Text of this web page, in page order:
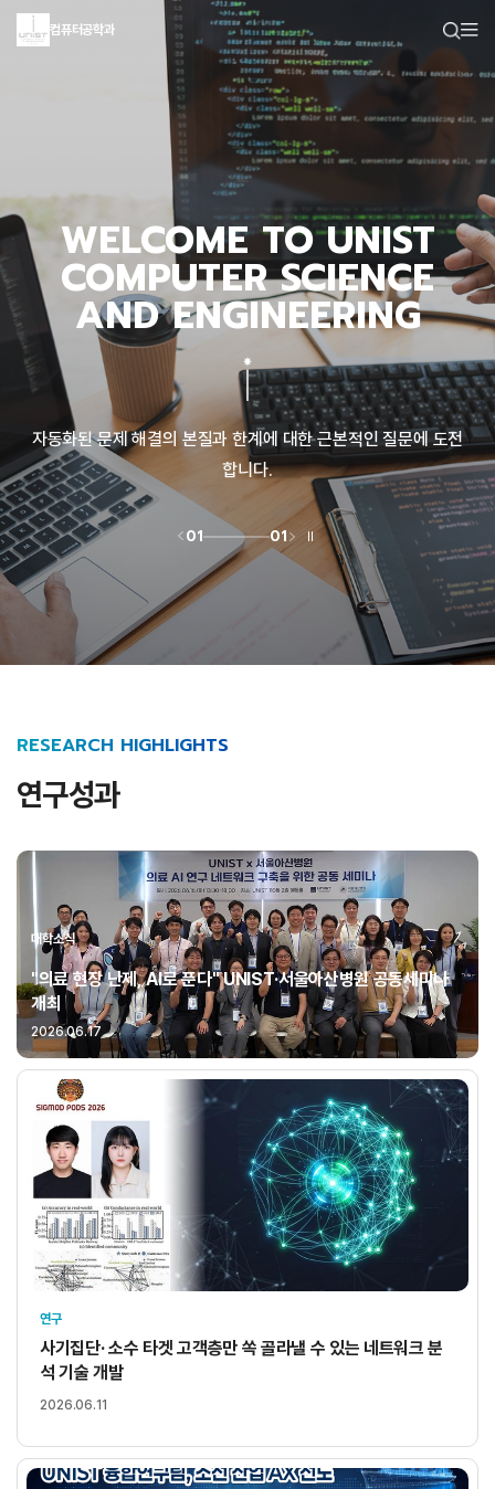
컴퓨터공학과
WELCOME TO UNIST
COMPUTER SCIENCE
AND ENGINEERING
자동화된 문제 해결의 본질과 한계에 대한 근본적인 질문에 도전
합니다.
01 01
RESEARCH HIGHLIGHTS
연구성과
대학소식
"의료 현장 난제, AI로 푼다" UNIST·서울아산병원 공동세미나
개최
2026.06.17
연구
사기집단· 소수 타겟 고객층만 쏙 골라낼 수 있는 네트워크 분
석 기술 개발
2026.06.11